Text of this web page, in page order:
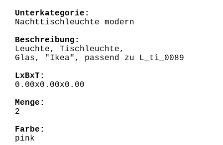
Unterkategorie:
Nachttischleuchte modern
Beschreibung:
Leuchte, Tischleuchte,
Glas, "Ikea", passend zu L_ti_0089
LxBxT:
0.00x0.00x0.00
Menge:
2
Farbe:
pink